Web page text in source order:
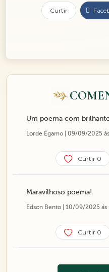
Curtir
Um poema com
Lorde Égamo | 09/09/2025
Curtir 0
Maravilhoso poema!
Edson Bento | 10/09/2025 ás
Curtir 0